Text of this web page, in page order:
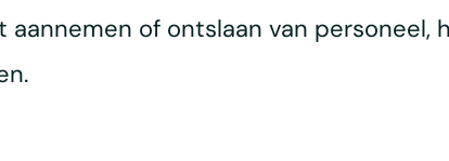
of ontslaan van personeel,